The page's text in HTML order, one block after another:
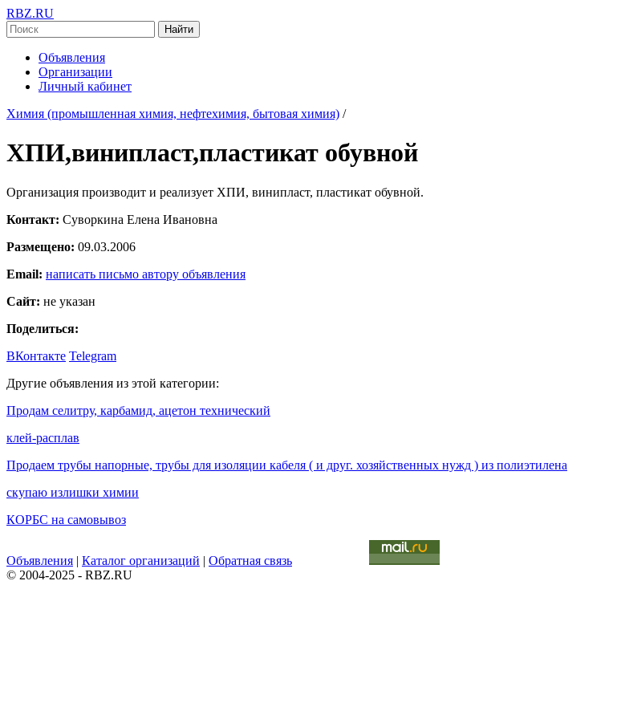
RBZ.RU
Найти
Объявления
Организации
Личный кабинет
Химия (промышленная химия, нефтехимия, бытовая химия) /
ХПИ,винипласт,пластикат обувной
Организация производит и реализует ХПИ, винипласт, пластикат обувной.
Контакт: Суворкина Елена Ивановна
Размещено: 09.03.2006
Email: написать письмо автору объявления
Сайт: не указан
Поделиться:
ВКонтакте Telegram
Другие объявления из этой категории:
Продам селитру, карбамид, ацетон технический
клей-расплав
Продаем трубы напорные, трубы для изоляции кабеля ( и друг. хозяйственных нужд ) из полиэтилена
скупаю излишки химии
КОРБС на самовывоз
Объявления | Каталог организаций | Обратная связь
© 2004-2025 - RBZ.RU